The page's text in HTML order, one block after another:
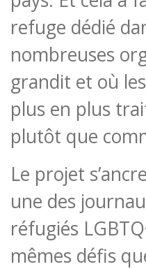
refuge dédié
nombreuses
grandit et où
plus en plus
plutôt que
Le projet
une des
réfugiés
mêmes défis